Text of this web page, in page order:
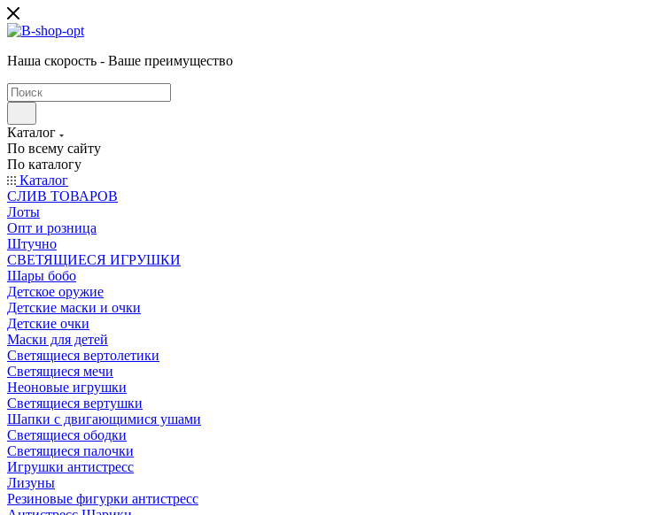
Наша скорость - Ваше преимущество
Каталог
По всему сайту
По каталогу
Каталог
CЛИВ ТОВАРОВ
Лоты
Опт и розница
Штучно
СВЕТЯЩИЕСЯ ИГРУШКИ
Шары бобо
Детское оружие
Детские маски и очки
Детские очки
Маски для детей
Светящиеся вертолетики
Светящиеся мечи
Неоновые игрушки
Светящиеся вертушки
Шапки с двигающимися ушами
Светящиеся ободки
Светящиеся палочки
Игрушки антистресс
Лизуны
Резиновые фигурки антистресс